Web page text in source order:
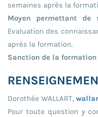
semaines après la
Moyen permettant de
Evaluation des
après la formation.
Sanction de la formation
Dorothée WALLART,
Pour toute question y